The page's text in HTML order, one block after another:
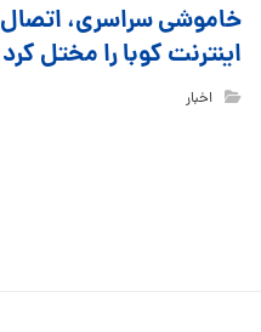
خاموشی سراسری، اتصال
اینترنت کوبا را مختل کرد
اخبار